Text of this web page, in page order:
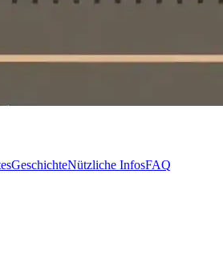
GeschichteNützliche InfosFAQ